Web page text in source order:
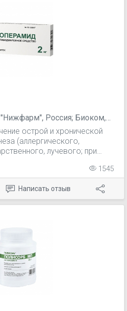
Россия; Биоком,
Обновление, Россия;
Россия; АО "Лекхим-
"Фармакор Продакшн",
острой и хронической
(аллергического,
лучевого; при
и всасывания; как
при диарее
Регуляция стула у пациентов
1545
Написать отзыв